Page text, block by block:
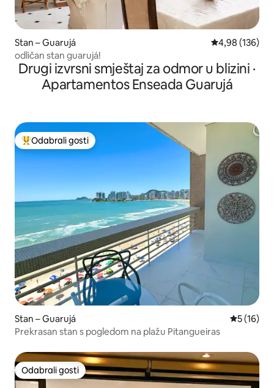
Stan – Guarujá Prosječna
4,98 (136)
odličan stan guarujá!
Drugi izvrsni smještaj za odmor u blizini ·
Apartamentos Enseada Guarujá
Među najviše rangiranima s oznakom „Odabrali gosti”
Odabrali gosti
Stan – Guarujá Prosječna
5 (16)
Prekrasan stan s pogledom na plažu Pitangueiras
Odabrali gosti
Odabrali gosti